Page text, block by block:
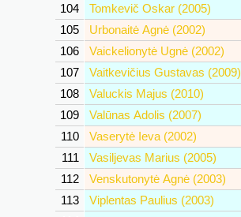
104
Tomkevič Oskar (2005)
105
Urbonaitė Agnė (2002)
106
Vaickelionytė Ugnė (2002)
107
Vaitkevičius Gustavas (2009)
108
Valuckis Majus (2010)
109
Valūnas Adolis (2007)
110
Vaserytė Ieva (2002)
111
Vasiljevas Marius (2005)
112
Venskutonytė Agnė (2003)
113
Viplentas Paulius (2003)